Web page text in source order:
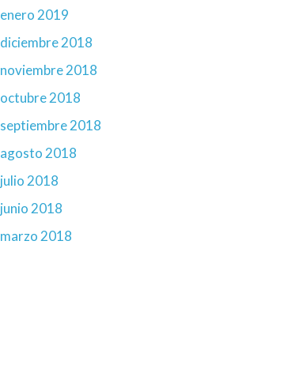
enero 2019
diciembre 2018
noviembre 2018
octubre 2018
septiembre 2018
agosto 2018
julio 2018
junio 2018
marzo 2018